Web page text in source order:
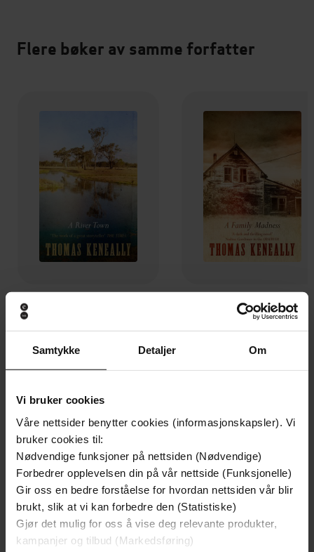
Samtykke Detaljer Om
Vi bruker cookies
Våre nettsider benytter cookies (informasjonskapsler). Vi
bruker cookies til:
Nødvendige funksjoner på nettsiden (Nødvendige)
Forbedrer opplevelsen din på vår nettside (Funksjonelle)
Gir oss en bedre forståelse for hvordan nettsiden vår blir
brukt, slik at vi kan forbedre den (Statistiske)
Gjør det mulig for oss å vise deg relevante produkter,
kampanjer og tilbud (Markedsføring)
Flere bøker av samme forfatter
EBOK
225,-
A Family Madness
EBOK
Andre har også kjøpt
Premium
Vinner av Rivertonprisen
Premium
Første gang på tilbud